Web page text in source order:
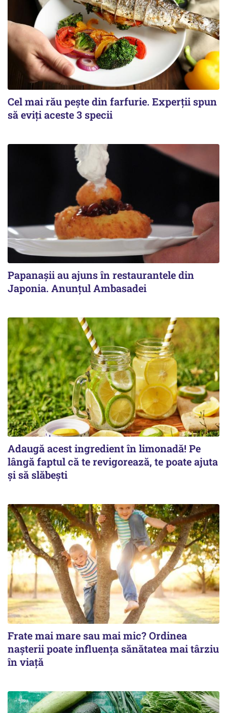
Cel mai rău pește din farfurie. Experții spun
să eviți aceste 3 specii
Papanașii au ajuns în restaurantele din
Japonia. Anunțul Ambasadei
Adaugă acest ingredient în limonadă! Pe
lângă faptul că te revigorează, te poate ajuta
și să slăbești
Frate mai mare sau mai mic? Ordinea
nașterii poate influența sănătatea mai târziu
în viață